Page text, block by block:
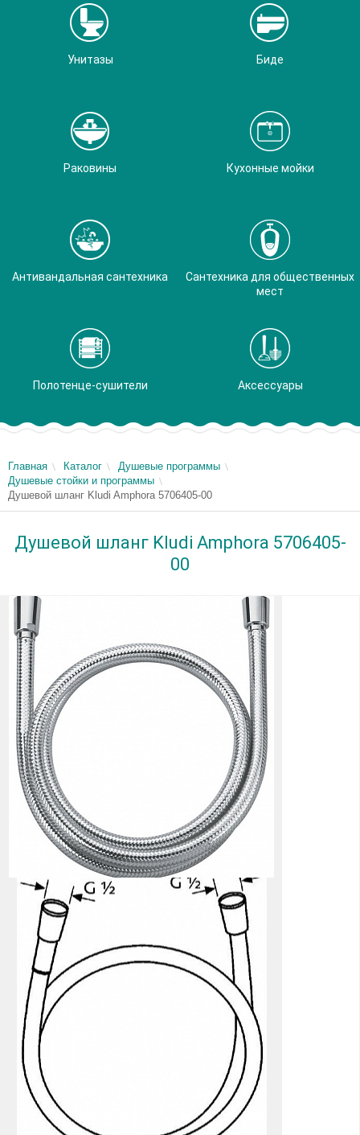
Унитазы Биде
Раковины Кухонные мойки
Антивандальная сантехника
Сантехника для общественных
мест
Полотенце-сушители Аксессуары
Главная Каталог
Душевые программы
Душевые стойки и программы
Душевой шланг Kludi Amphora 5706405-00
Душевой шланг Kludi Amphora 5706405-
00